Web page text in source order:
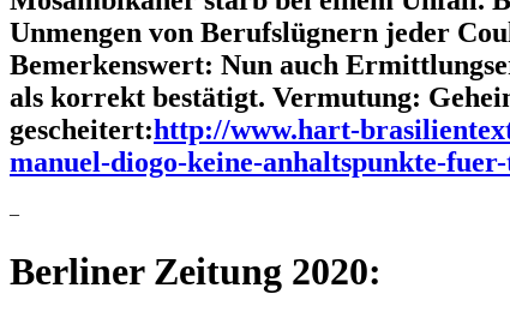
Unmengen von Berufslügnern jeder
Bemerkenswert: Nun auch
als korrekt bestätigt. Vermutung:
gescheitert:http://www.hart-
manuel-diogo-keine-anhaltspunkte-
–
Berliner Zeitung 2020: